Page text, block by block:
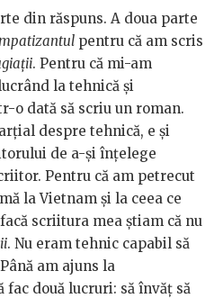
din răspuns. A doua parte
pentru că am scris
. Pentru că mi-am
la tehnică și
o dată să scriu un roman.
despre tehnică, e și
de a-și înțelege
Pentru că am petrecut
la Vietnam și la ceea ce
scriitura mea știam că nu
. Nu eram tehnic capabil să
am ajuns la
fac două lucruri: să învăț să